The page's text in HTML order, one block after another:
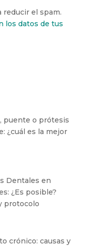
reducir el spam.
los datos de tus
puente o prótesis
¿cuál es la mejor
Dentales en
¿Es posible?
protocolo
crónico: causas y